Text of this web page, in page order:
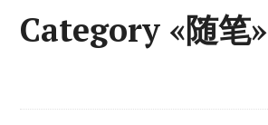
Category «随笔»